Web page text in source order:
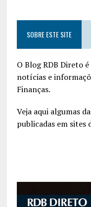
SOBRE ESTE SITE
O Blog RDB Direto
notícias e
Finanças.
Veja aqui algumas
publicadas em sites